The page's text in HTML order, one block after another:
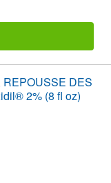
REPOUSSE DES
2% (8 fl oz)